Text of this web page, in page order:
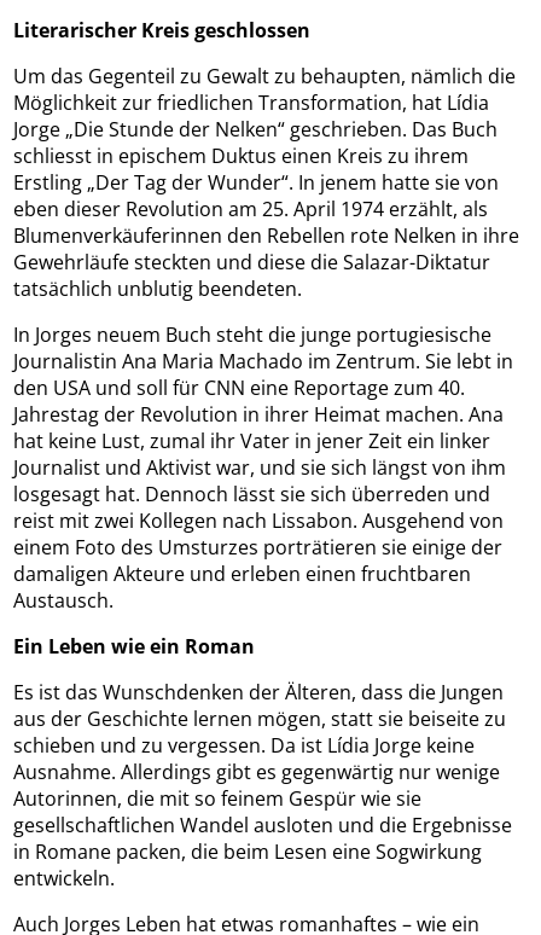
Literarischer Kreis geschlossen
Um das Gegenteil zu Gewalt zu behaupten, nämlich die
Möglichkeit zur friedlichen Transformation, hat Lídia
Jorge „Die Stunde der Nelken“ geschrieben. Das Buch
schliesst in epischem Duktus einen Kreis zu ihrem
Erstling „Der Tag der Wunder“. In jenem hatte sie von
eben dieser Revolution am 25. April 1974 erzählt, als
Blumenverkäuferinnen den Rebellen rote Nelken in ihre
Gewehrläufe steckten und diese die Salazar-Diktatur
tatsächlich unblutig beendeten.
In Jorges neuem Buch steht die junge portugiesische
Journalistin Ana Maria Machado im Zentrum. Sie lebt in
den USA und soll für CNN eine Reportage zum 40.
Jahrestag der Revolution in ihrer Heimat machen. Ana
hat keine Lust, zumal ihr Vater in jener Zeit ein linker
Journalist und Aktivist war, und sie sich längst von ihm
losgesagt hat. Dennoch lässt sie sich überreden und
reist mit zwei Kollegen nach Lissabon. Ausgehend von
einem Foto des Umsturzes porträtieren sie einige der
damaligen Akteure und erleben einen fruchtbaren
Austausch.
Ein Leben wie ein Roman
Es ist das Wunschdenken der Älteren, dass die Jungen
aus der Geschichte lernen mögen, statt sie beiseite zu
schieben und zu vergessen. Da ist Lídia Jorge keine
Ausnahme. Allerdings gibt es gegenwärtig nur wenige
Autorinnen, die mit so feinem Gespür wie sie
gesellschaftlichen Wandel ausloten und die Ergebnisse
in Romane packen, die beim Lesen eine Sogwirkung
entwickeln.
Auch Jorges Leben hat etwas romanhaftes – wie ein